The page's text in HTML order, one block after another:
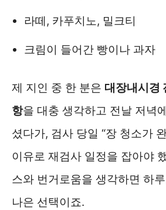
라떼, 카푸치노, 밀크티
크림이 들어간 빵이나 과자
제 지인 중 한 분은 대장내시경
항을 대충 생각하고 전날 저녁
셨다가, 검사 당일 “장 청소가
이유로 재검사 일정을 잡아야
스와 번거로움을 생각하면 하
나은 선택이죠.